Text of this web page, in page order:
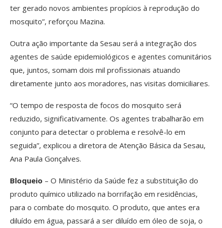
ter gerado novos ambientes propícios à reprodução do
mosquito”, reforçou Mazina.
Outra ação importante da Sesau será a integração dos
agentes de saúde epidemiológicos e agentes comunitários
que, juntos, somam dois mil profissionais atuando
diretamente junto aos moradores, nas visitas domiciliares.
“O tempo de resposta de focos do mosquito será
reduzido, significativamente. Os agentes trabalharão em
conjunto para detectar o problema e resolvê-lo em
seguida”, explicou a diretora de Atenção Básica da Sesau,
Ana Paula Gonçalves.
Bloqueio – O Ministério da Saúde fez a substituição do
produto químico utilizado na borrifação em residências,
para o combate do mosquito. O produto, que antes era
diluído em água, passará a ser diluído em óleo de soja, o